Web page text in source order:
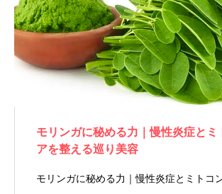
モリンガに秘める力｜慢性炎症とミ
アを整える巡り美容
モリンガに秘める力｜慢性炎症とミトコ